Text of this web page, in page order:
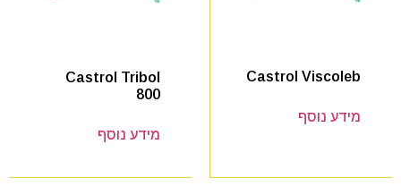
Castrol Viscoleb
מידע נוסף
Castrol Tribol
800
מידע נוסף